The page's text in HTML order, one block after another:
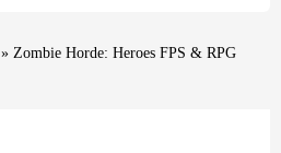
» Zombie Horde: Heroes FPS & RPG